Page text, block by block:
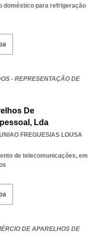
doméstico para refrigeração
- REPRESENTAÇÃO DE
De
Lda
FREGUESIAS LOUSA
de telecomunicações, em
DE APARELHOS DE